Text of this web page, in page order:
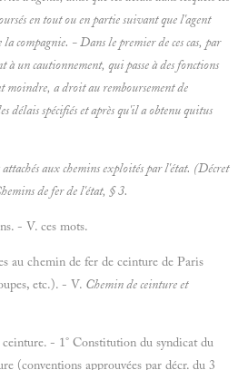
en tout ou en partie suivant que l'agent
compagnie. - Dans le premier de ces cas, par
un cautionnement, qui passe à des fonctions
moindre, a droit au remboursement de
délais spécifiés et après qu'il a obtenuquitus
aux chemins exploités par l'état. (Décret
de fer de l'état, § 3.
- V. ces mots.
chemin de fer de ceinture de Paris
etc.). - V. Chemin de ceinture et
- 1° Constitution du syndicat du
(conventions approuvées par décr. du 3